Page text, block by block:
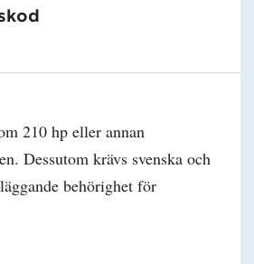
210 hp eller annan
Dessutom krävs svenska och
behörighet för